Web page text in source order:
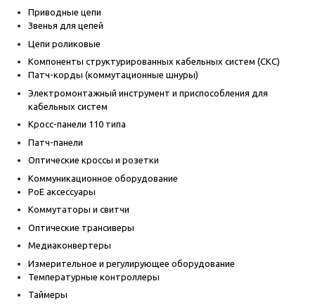
Приводные цепи
Звенья для цепей
Цепи роликовые
Компоненты структурированных кабельных систем (СКС)
Патч-корды (коммутационные шнуры)
Электромонтажный инструмент и приспособления для
кабельных систем
Кросс-панели 110 типа
Патч-панели
Оптические кроссы и розетки
Коммуникационное оборудование
PoE аксессуары
Коммутаторы и свитчи
Оптические трансиверы
Медиаконвертеры
Измерительное и регулирующее оборудование
Температурные контроллеры
Таймеры